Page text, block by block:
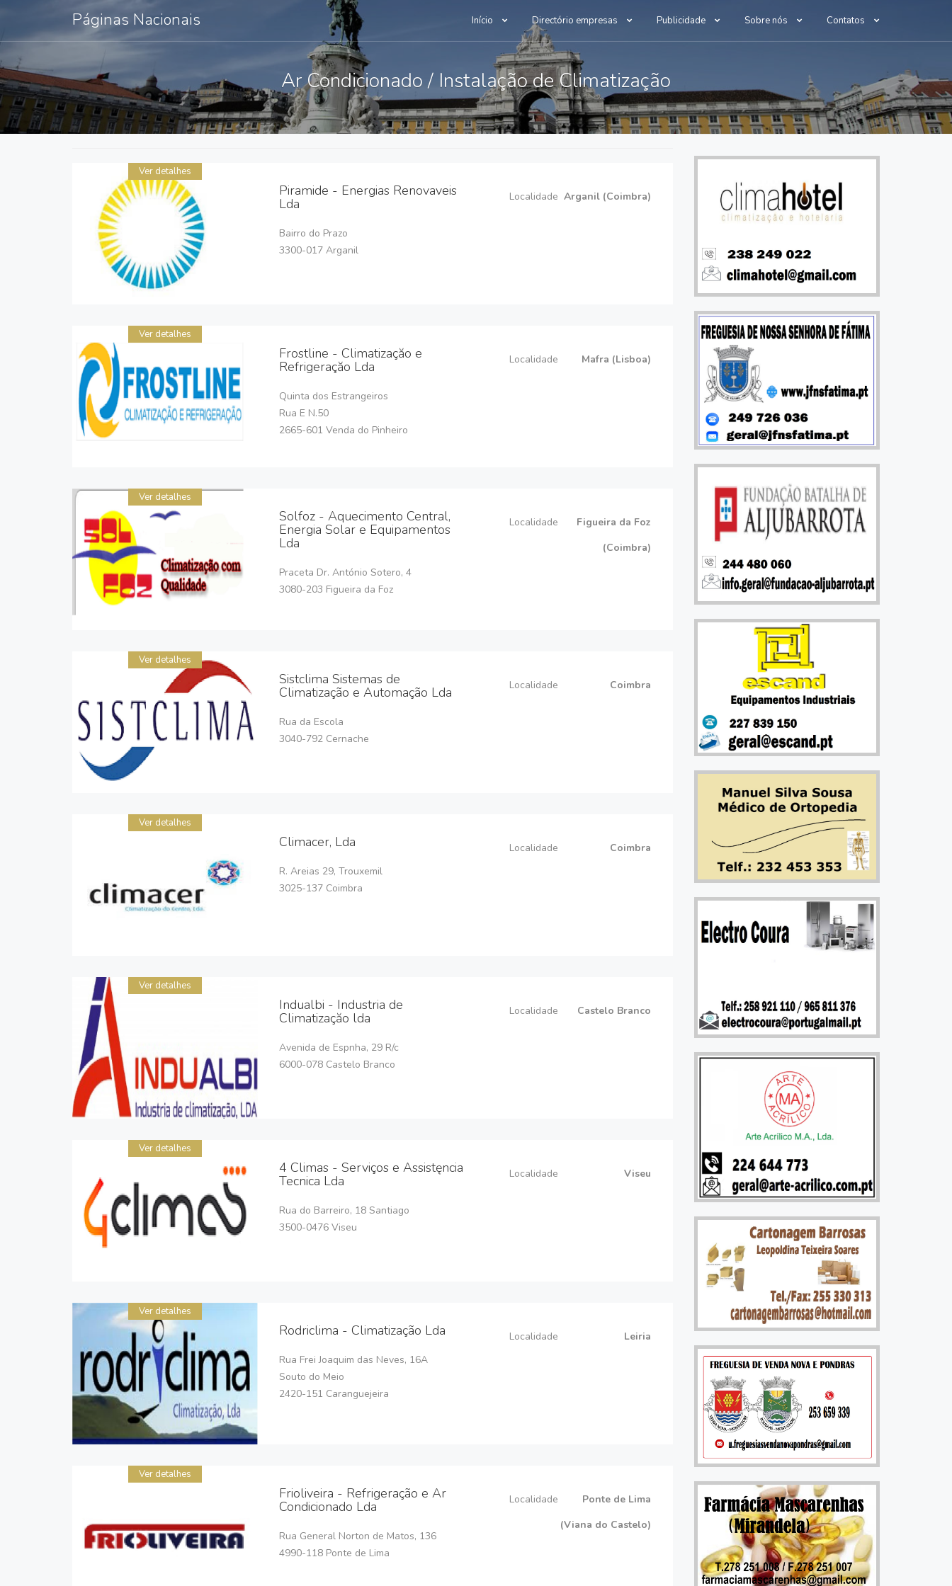
Páginas Nacionais Início Directório empresas Publicidade Sobre nós Contatos
Ar Condicionado / Instalação de Climatização
Ver detalhes
Piramide - Energias Renovaveis
Lda
Bairro do Prazo
3300-017 Arganil
Localidade Arganil (Coimbra)
Ver detalhes
Frostline - Climatizaçăo e
Refrigeraçăo Lda
Quinta dos Estrangeiros
Rua E N.50
2665-601 Venda do Pinheiro
Localidade Mafra (Lisboa)
Ver detalhes
Solfoz - Aquecimento Central,
Energia Solar e Equipamentos
Lda
Praceta Dr. António Sotero, 4
3080-203 Figueira da Foz
Localidade
Figueira da Foz
(Coimbra)
Ver detalhes
Sistclima Sistemas de
Climatização e Automação Lda
Rua da Escola
3040-792 Cernache
Localidade Coimbra
Ver detalhes
Climacer, Lda
R. Areias 29, Trouxemil
3025-137 Coimbra
Localidade Coimbra
Ver detalhes
Indualbi - Industria de
Climatizaçăo lda
Avenida de Espnha, 29 R/c
6000-078 Castelo Branco
Localidade Castelo Branco
Ver detalhes
4 Climas - Serviços e Assistęncia
Tecnica Lda
Rua do Barreiro, 18 Santiago
3500-0476 Viseu
Localidade Viseu
Ver detalhes
Rodriclima - Climatização Lda
Rua Frei Joaquim das Neves, 16A
Souto do Meio
2420-151 Caranguejeira
Localidade Leiria
Ver detalhes
Frioliveira - Refrigeração e Ar
Condicionado Lda
Rua General Norton de Matos, 136
4990-118 Ponte de Lima
Localidade
Ponte de Lima
(Viana do Castelo)